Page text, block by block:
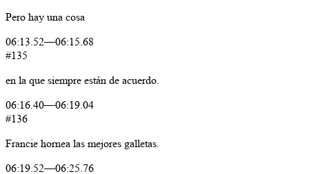
Pero hay una cosa
06:13.52—06:15.68
#135
en la que siempre están de acuerdo.
06:16.40—06:19.04
#136
Francie hornea las mejores galletas.
06:19.52—06:25.76